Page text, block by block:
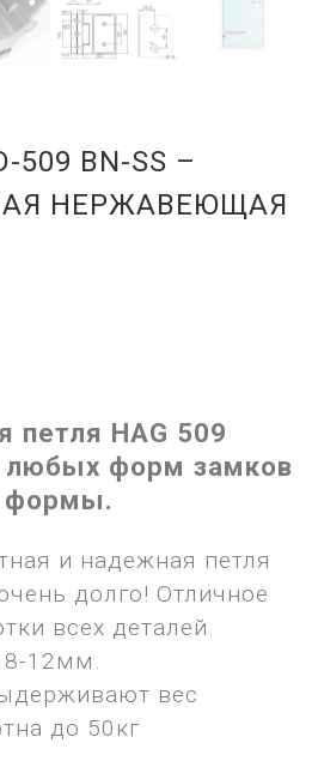
509 BN-SS –
НЕРЖАВЕЮЩАЯ
петля HAG 509
любых форм замков
формы.
и надежная петля
долго! Отличное
всех деталей.
8-12мм.
вес
до 50кг